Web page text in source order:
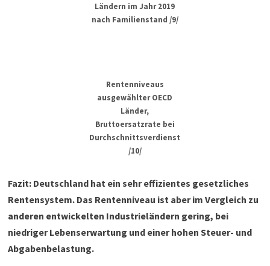
Ländern im Jahr 2019
nach Familienstand /9/
Rentenniveaus
ausgewählter OECD
Länder,
Bruttoersatzrate bei
Durchschnittsverdienst
/10/
Fazit: Deutschland hat ein sehr effizientes gesetzliches
Rentensystem. Das Rentenniveau ist aber im Vergleich zu
anderen entwickelten Industrieländern gering, bei
niedriger Lebenserwartung und einer hohen Steuer- und
Abgabenbelastung.